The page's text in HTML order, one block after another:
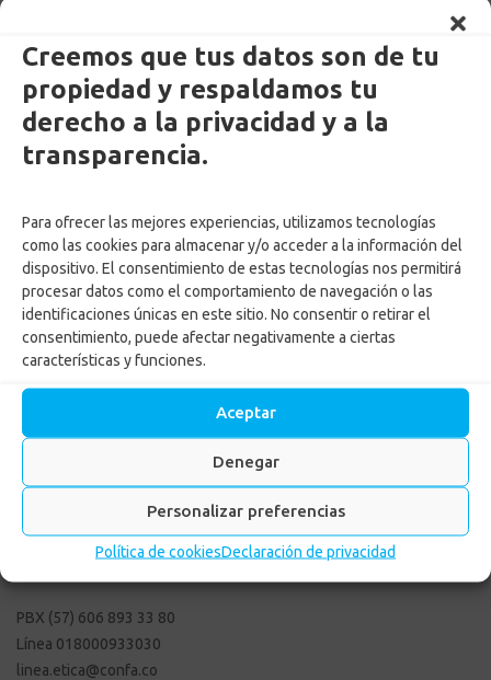
Creemos que tus datos son de tu
propiedad y respaldamos tu
derecho a la privacidad y a la
transparencia.
Para ofrecer las mejores experiencias, utilizamos tecnologías
como las cookies para almacenar y/o acceder a la información del
dispositivo. El consentimiento de estas tecnologías nos permitirá
procesar datos como el comportamiento de navegación o las
identificaciones únicas en este sitio. No consentir o retirar el
consentimiento, puede afectar negativamente a ciertas
características y funciones.
Aceptar
Denegar
Personalizar preferencias
Política de cookiesDeclaración de privacidad
by
Posted on21 noviembre, 2024
inNoticias,Recreación & Cultura
1 2
PBX (57) 606 893 33 80
Línea 018000933030
linea.etica@confa.co